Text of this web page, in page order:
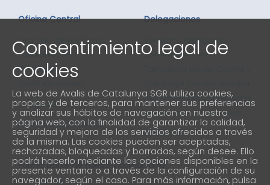
Oficina Central
Gran via de les Corts
Catalanes 635
4ª planta
93 298 02 60
informacio@avalis.cat
Delegaciones
Tenemos delegados
comerciales en
red comercial cubre todos
los puntos de Catalunya
901 900 214
Forma parte de nuestra comunidad
Consentimiento legal de
cookies
La web de Avalis de Catalunya SGR utiliza cookies,
propias y de terceros, para mantener sus preferencias
y analizar sus hábitos de navegación en nuestra
página web, con la finalidad de garantizar la calidad,
seguridad y mejora de los servicios ofrecidos a través
de la misma. Las cookies pueden ser aceptadas,
rechazadas, bloqueadas y borradas, según desee. Ello
podrá hacerlo mediante las opciones disponibles en la
presente ventana o a través de la configuración de su
navegador, según el caso. Para más información, pulsa